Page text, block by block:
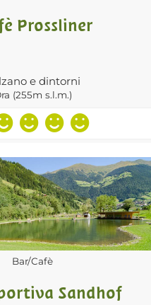
Prossliner
e dintorni
(255m s.l.m.)
Bar/Cafè
Sandhof